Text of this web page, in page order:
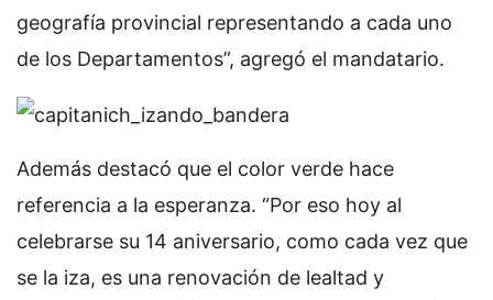
geografía provincial representando a cada uno
de los Departamentos”, agregó el mandatario.
Además destacó que el color verde hace
referencia a la esperanza. “Por eso hoy al
celebrarse su 14 aniversario, como cada vez que
se la iza, es una renovación de lealtad y